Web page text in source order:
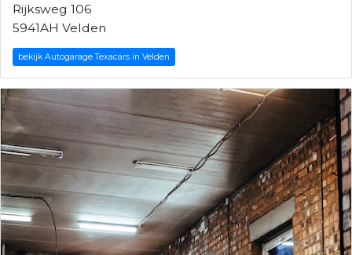
Rijksweg 106
5941AH Velden
bekijk Autogarage Texacars in Velden